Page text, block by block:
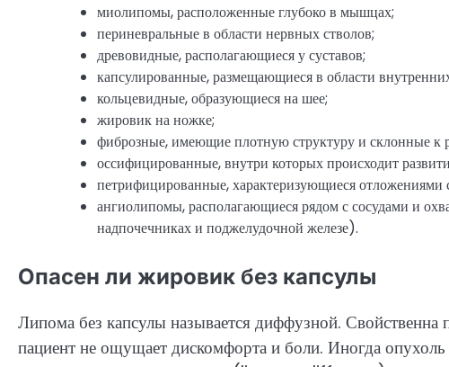
миолипомы, расположенные глубоко в мышцах;
периневральные в области нервных стволов;
древовидные, располагающиеся у суставов;
капсулированные, размещающиеся в области
кольцевидные, образующиеся на шее;
жировик на ножке;
фиброзные, имеющие плотную структуру и склонные к
оссифицированные, внутри которых происходит
петрифицированные, характеризующиеся отложениями
ангиолипомы, располагающиеся рядом с сосудами и
надпочечниках и поджелудочной железе).
Опасен ли жировик без капсулы
Липома без капсулы называется диффузной.
пациент не ощущает дискомфорта и боли. Иногда